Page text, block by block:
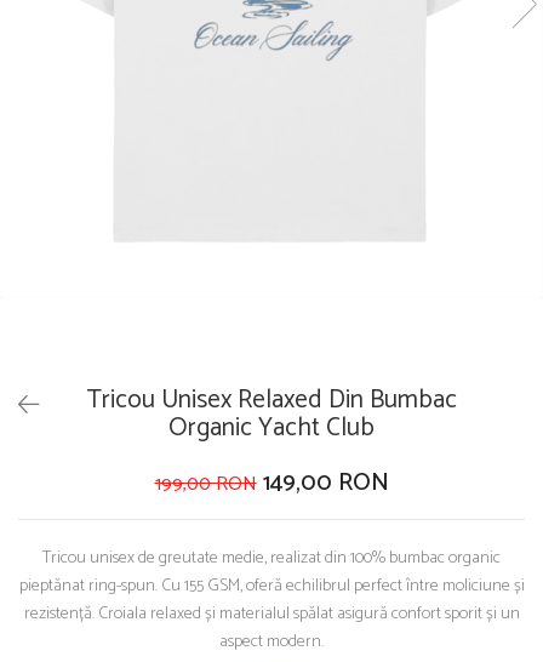
Tricou Unisex Relaxed Din Bumbac
Organic Yacht Club
199,00 RON 149,00 RON
Tricou unisex de greutate medie, realizat din 100% bumbac organic
pieptănat ring-spun. Cu 155 GSM, oferă echilibrul perfect între moliciune și
rezistență. Croiala relaxed și materialul spălat asigură confort sporit și un
aspect modern.